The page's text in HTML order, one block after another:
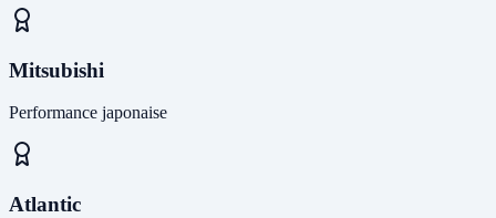
Mitsubishi
Performance japonaise
Atlantic